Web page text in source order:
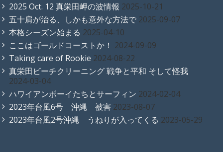
2025 Oct. 12 真栄田岬の波情報 2025-10-21
五十肩が治る、しかも意外な方法で 2025-09-07
本格シーズン始まる 2025-04-10
ここはゴールドコーストか！ 2024-09-09
Taking care of Rookie 2024-08-22
真栄田ビーチクリーニング 戦争と平和 そして怪我
2024-03-04
ハワイアンボーイたちとサーフィン 2024-02-04
2023年台風6号 沖縄 被害 2023-08-07
2023年台風2号沖縄 うねりが入ってくる 2023-05-29